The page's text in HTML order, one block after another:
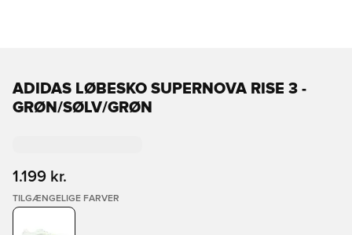
ADIDAS LØBESKO SUPERNOVA RISE 3 -
GRØN/SØLV/GRØN
1.199 kr.
TILGÆNGELIGE FARVER